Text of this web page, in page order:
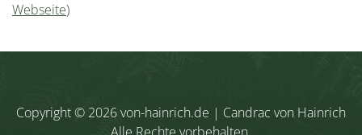
Webseite)
Copyright © 2026von-hainrich.de | Candrac von Hainrich